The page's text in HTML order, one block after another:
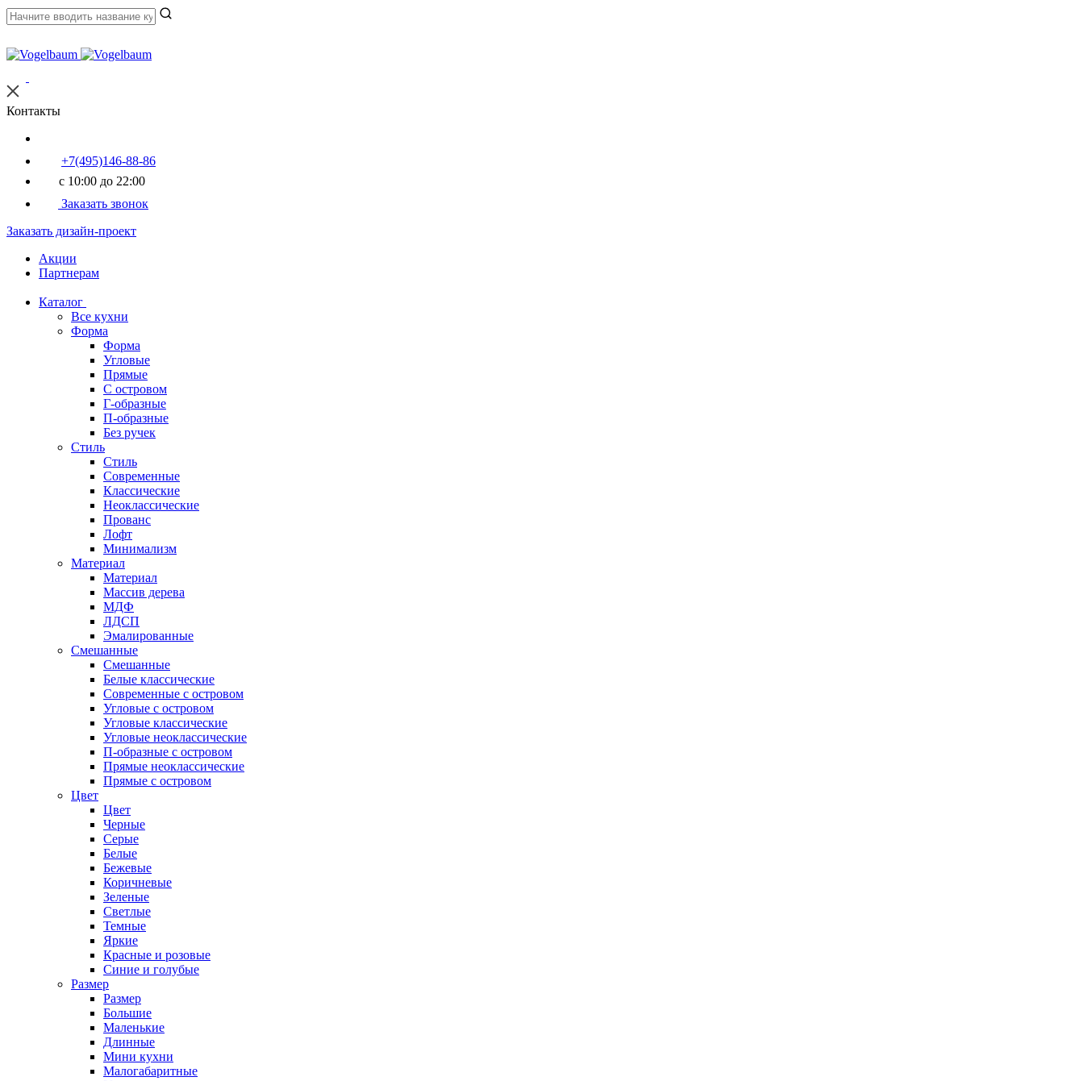
Контакты
+7(495)146-88-86
с 10:00 до 22:00
Заказать звонок
Заказать дизайн-проект
Акции
Партнерам
Каталог
Все кухни
Форма
Форма
Угловые
Прямые
С островом
Г-образные
П-образные
Без ручек
Стиль
Стиль
Современные
Классические
Неоклассические
Прованс
Лофт
Минимализм
Материал
Материал
Массив дерева
МДФ
ЛДСП
Эмалированные
Смешанные
Смешанные
Белые классические
Современные с островом
Угловые с островом
Угловые классические
Угловые неоклассические
П-образные с островом
Прямые неоклассические
Прямые с островом
Цвет
Цвет
Черные
Серые
Белые
Бежевые
Коричневые
Зеленые
Светлые
Темные
Яркие
Красные и розовые
Синие и голубые
Размер
Размер
Большие
Маленькие
Длинные
Мини кухни
Малогабаритные